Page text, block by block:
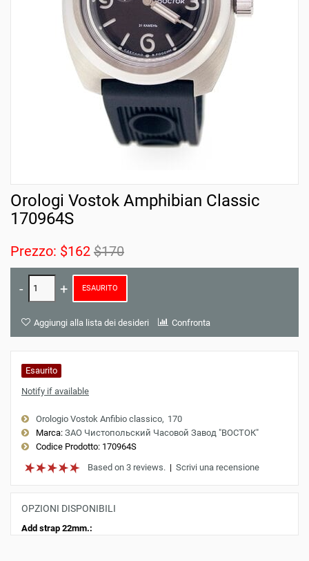
Orologi Vostok Amphibian Classic
170964S
Prezzo: $162 $170
ESAURITO
Aggiungi alla lista dei desideri Confronta
Esaurito
Notify if available
Orologio Vostok Anfibio classico 170
Marca: ЗАО Чистопольский Часовой Завод "ВОСТОК"
Codice Prodotto: 170964S
Based on 3 reviews. | Scrivi una recensione
OPZIONI DISPONIBILI
Add strap 22mm.: